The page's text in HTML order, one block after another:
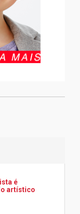
é
artístico